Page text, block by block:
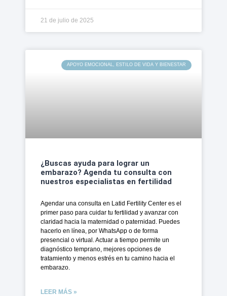
21 de julio de 2025
APOYO EMOCIONAL, ESTILO DE VIDA Y BIENESTAR
¿Buscas ayuda para lograr un
embarazo? Agenda tu consulta con
nuestros especialistas en fertilidad
Agendar una consulta en Latid Fertility Center es el
primer paso para cuidar tu fertilidad y avanzar con
claridad hacia la maternidad o paternidad. Puedes
hacerlo en línea, por WhatsApp o de forma
presencial o virtual. Actuar a tiempo permite un
diagnóstico temprano, mejores opciones de
tratamiento y menos estrés en tu camino hacia el
embarazo.
LEER MÁS »